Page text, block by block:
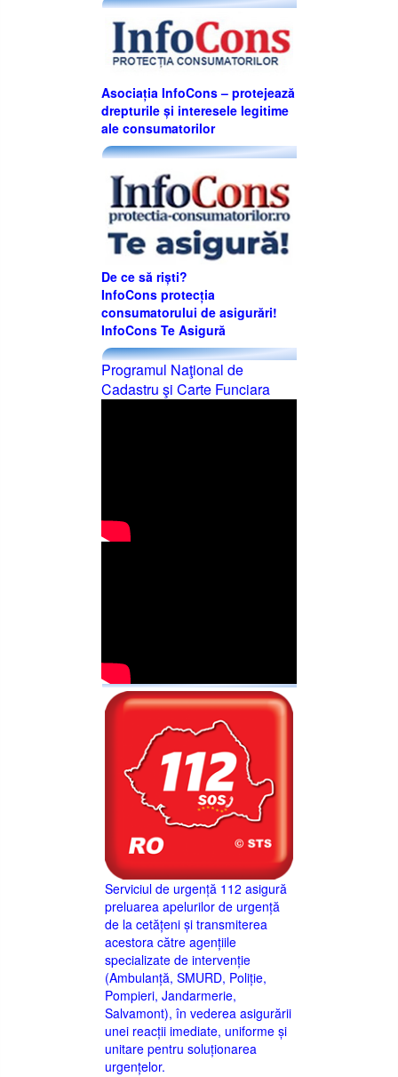
Asociația InfoCons – protejează
drepturile și interesele legitime
ale consumatorilor
De ce să riști?
InfoCons protecția
consumatorului de asigurări!
InfoCons Te Asigură
Programul Naţional de
Cadastru şi Carte Funciara
Serviciul de urgență 112 asigură
preluarea apelurilor de urgență
de la cetățeni și transmiterea
acestora către agențiile
specializate de intervenție
(Ambulanță, SMURD, Poliție,
Pompieri, Jandarmerie,
Salvamont), în vederea asigurării
unei reacții imediate, uniforme și
unitare pentru soluționarea
urgențelor.